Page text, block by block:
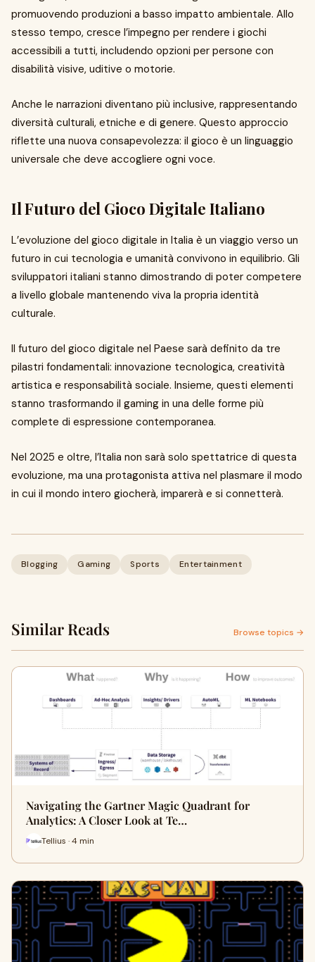
promuovendo produzioni a basso impatto ambientale. Allo
stesso tempo, cresce l’impegno per rendere i giochi
accessibili a tutti, includendo opzioni per persone con
disabilità visive, uditive o motorie.
Anche le narrazioni diventano più inclusive, rappresentando
diversità culturali, etniche e di genere. Questo approccio
riflette una nuova consapevolezza: il gioco è un linguaggio
universale che deve accogliere ogni voce.
Il Futuro del Gioco Digitale Italiano
L’evoluzione del gioco digitale in Italia è un viaggio verso un
futuro in cui tecnologia e umanità convivono in equilibrio. Gli
sviluppatori italiani stanno dimostrando di poter competere
a livello globale mantenendo viva la propria identità
culturale.
Il futuro del gioco digitale nel Paese sarà definito da tre
pilastri fondamentali: innovazione tecnologica, creatività
artistica e responsabilità sociale. Insieme, questi elementi
stanno trasformando il gaming in una delle forme più
complete di espressione contemporanea.
Nel 2025 e oltre, l’Italia non sarà solo spettatrice di questa
evoluzione, ma una protagonista attiva nel plasmare il modo
in cui il mondo intero giocherà, imparerà e si connetterà.
Blogging Gaming Sports Entertainment
Similar Reads Browse topics →
Navigating the Gartner Magic Quadrant for
Analytics: A Closer Look at Te…
Tellius · 4 min